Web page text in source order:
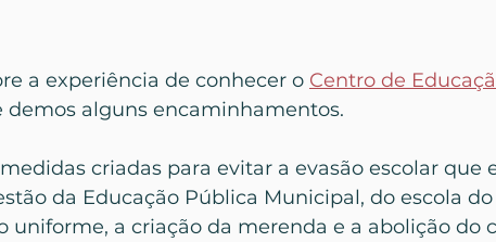
a experiência de conhecer o Centro de
demos alguns encaminhamentos.
criadas para evitar a evasão escolar que
da Educação Pública Municipal, do escola
uniforme, a criação da merenda e a abolição do